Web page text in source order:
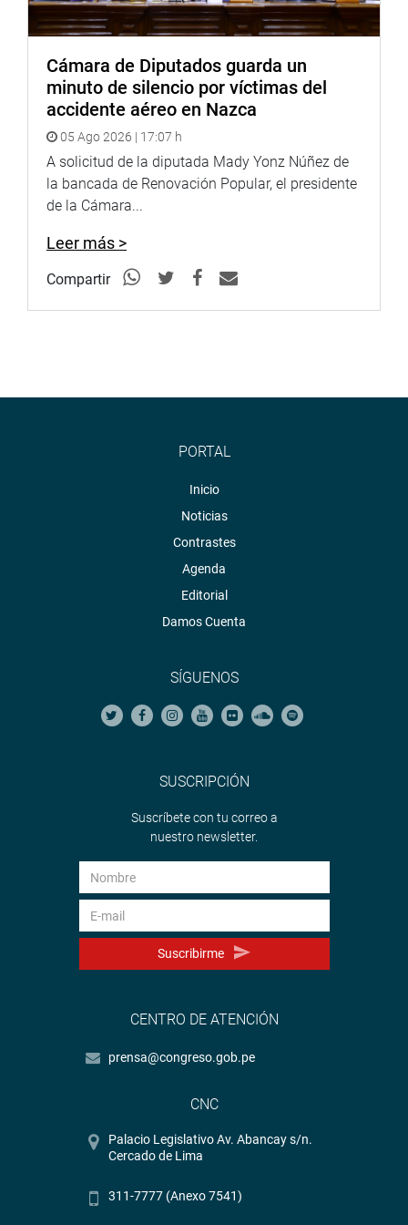
Youtube:http://www.youtube.com/congresoperu
Soundcloud:https://soundcloud.com/radiocongreso
Cámara de Diputados guarda un
minuto de silencio por víctimas del
accidente aéreo en Nazca
05 Ago 2026 | 17:07 h
A solicitud de la diputada Mady Yonz Núñez de
la bancada de Renovación Popular, el presidente
de la Cámara...
Leer más >
Compartir
PORTAL
Inicio
Noticias
Contrastes
Agenda
Editorial
Damos Cuenta
SÍGUENOS
SUSCRIPCIÓN
Suscríbete con tu correo a
nuestro newsletter.
Suscribirme
CENTRO DE ATENCIÓN
prensa@congreso.gob.pe
CNC
Palacio Legislativo Av. Abancay s/n.
Cercado de Lima
311-7777 (Anexo 7541)